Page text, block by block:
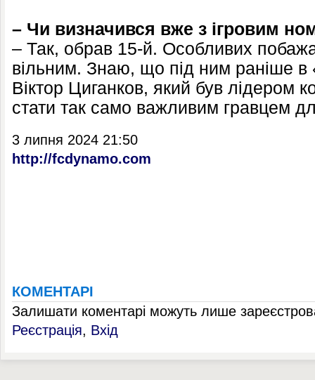
– Чи визначився вже з ігровим
– Так, обрав 15-й. Особливих
вільним. Знаю, що під ним раніше в
Віктор Циганков, який був лідером
стати так само важливим гравцем
3 липня 2024 21:50
http://fcdynamo.com
КОМЕНТАРІ
Залишати коментарі можуть лише
Реєстрація, Вхід